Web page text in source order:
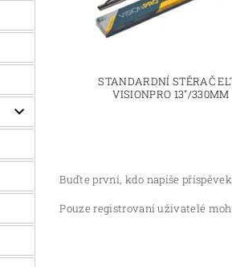
STANDARDNÍ STĚRAČ
VISIONPRO 13"/330MM
Buďte první, kdo napíše
Pouze registrovaní uživatelé